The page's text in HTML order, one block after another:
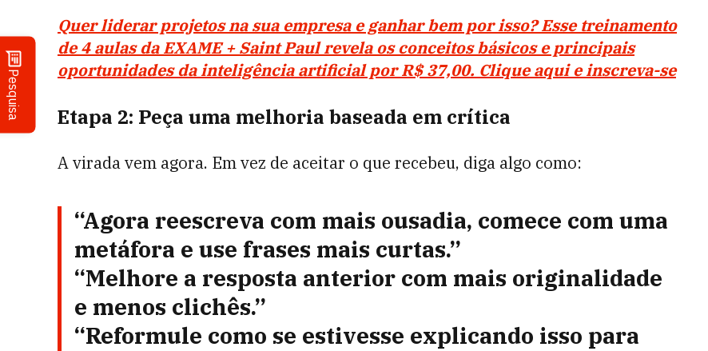
Pesquisa
Quer liderar projetos na sua empresa e ganhar bem por isso? Esse treinamento
de 4 aulas da EXAME + Saint Paul revela os conceitos básicos e principais
oportunidades da inteligência artificial por R$ 37,00. Clique aqui e inscreva-se
Etapa 2: Peça uma melhoria baseada em crítica
A virada vem agora. Em vez de aceitar o que recebeu, diga algo como:
“Agora reescreva com mais ousadia, comece com uma
metáfora e use frases mais curtas.”
“Melhore a resposta anterior com mais originalidade
e menos clichês.”
“Reformule como se estivesse explicando isso para